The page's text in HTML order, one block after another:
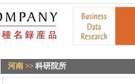
河南 >> 科研院所